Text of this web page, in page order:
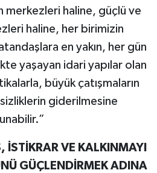
merkezleri haline, güçlü ve
haline, her birimizin
en yakın, her gün
yaşayan idari yapılar olan
büyük çatışmaların
giderilmesine
İSTİKRAR VE KALKINMAYI
GÜÇLENDİRMEK ADINA